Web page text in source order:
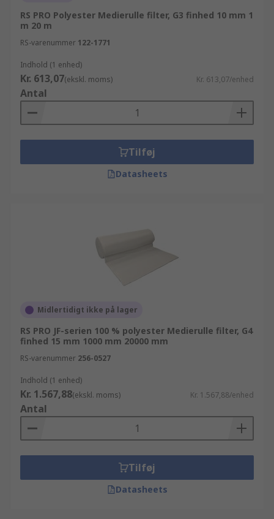
RS PRO Polyester Medierulle filter, G3 finhed 10 mm 1
m 20 m
RS-varenummer 122-1771
Indhold (1 enhed)
Kr. 613,07(ekskl. moms) Kr. 613,07/enhed
Antal
Tilføj
Datasheets
Midlertidigt ikke på lager
RS PRO JF-serien 100 % polyester Medierulle filter, G4
finhed 15 mm 1000 mm 20000 mm
RS-varenummer 256-0527
Indhold (1 enhed)
Kr. 1.567,88(ekskl. moms) Kr. 1.567,88/enhed
Antal
Tilføj
Datasheets